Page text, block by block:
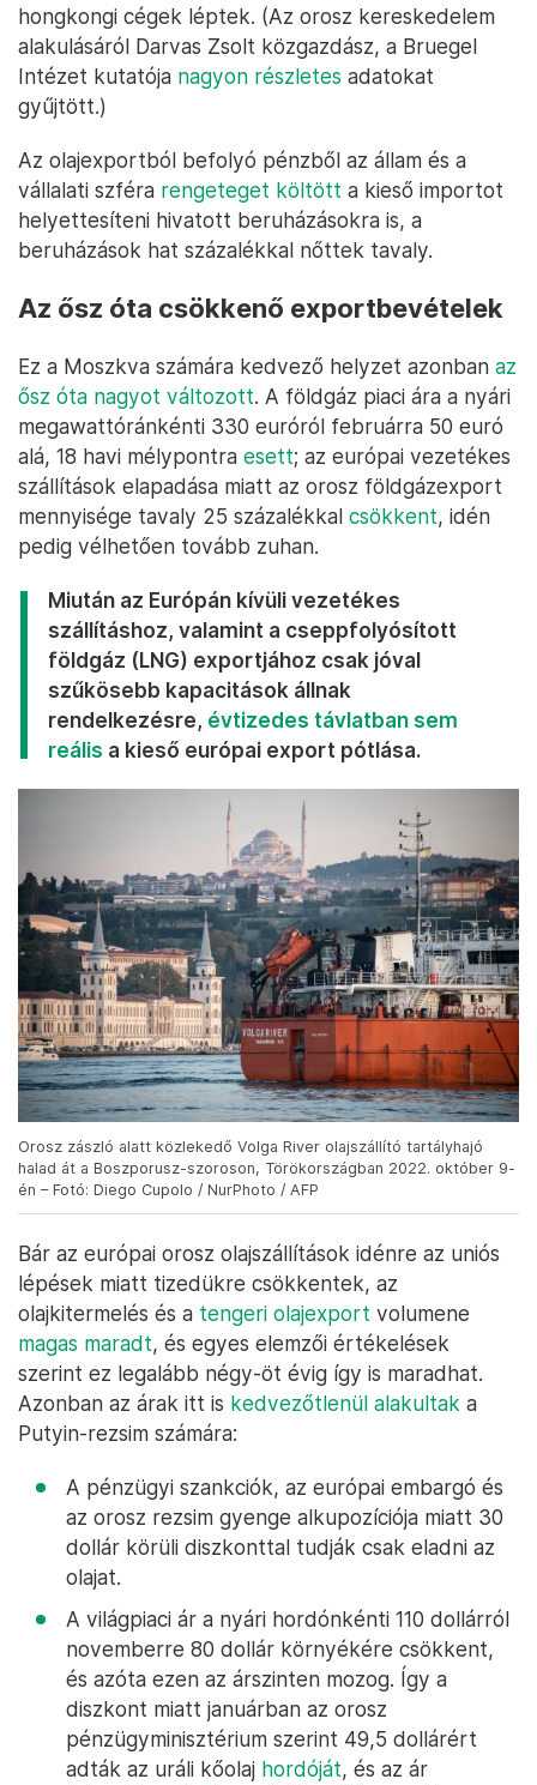
hongkongi cégek léptek. (Az orosz kereskedelem
alakulásáról Darvas Zsolt közgazdász, a Bruegel
Intézet kutatója nagyon részletes adatokat
gyűjtött.)
Az olajexportból befolyó pénzből az állam és a
vállalati szféra rengeteget költött a kieső importot
helyettesíteni hivatott beruházásokra is, a
beruházások hat százalékkal nőttek tavaly.
Az ősz óta csökkenő exportbevételek
Ez a Moszkva számára kedvező helyzet azonban az
ősz óta nagyot változott. A földgáz piaci ára a nyári
megawattóránkénti 330 euróról februárra 50 euró
alá, 18 havi mélypontra esett; az európai vezetékes
szállítások elapadása miatt az orosz földgázexport
mennyisége tavaly 25 százalékkal csökkent, idén
pedig vélhetően tovább zuhan.
Miután az Európán kívüli vezetékes
szállításhoz, valamint a cseppfolyósított
földgáz (LNG) exportjához csak jóval
szűkösebb kapacitások állnak
rendelkezésre, évtizedes távlatban sem
reális a kieső európai export pótlása.
Orosz zászló alatt közlekedő Volga River olajszállító tartályhajó
halad át a Boszporusz-szoroson, Törökországban 2022. október 9-
én – Fotó: Diego Cupolo / NurPhoto / AFP
Bár az európai orosz olajszállítások idénre az uniós
lépések miatt tizedükre csökkentek, az
olajkitermelés és a tengeri olajexport volumene
magas maradt, és egyes elemzői értékelések
szerint ez legalább négy-öt évig így is maradhat.
Azonban az árak itt is kedvezőtlenül alakultak a
Putyin-rezsim számára:
A pénzügyi szankciók, az európai embargó és
az orosz rezsim gyenge alkupozíciója miatt 30
dollár körüli diszkonttal tudják csak eladni az
olajat.
A világpiaci ár a nyári hordónkénti 110 dollárról
novemberre 80 dollár környékére csökkent,
és azóta ezen az árszinten mozog. Így a
diszkont miatt januárban az orosz
pénzügyminisztérium szerint 49,5 dollárért
adták az uráli kőolaj hordóját, és az ár